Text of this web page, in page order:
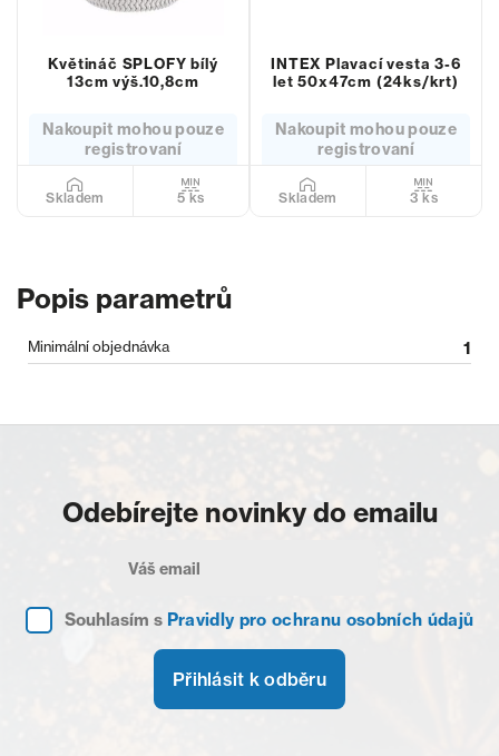
Květináč SPLOFY bílý
13cm výš.10,8cm
Nakoupit mohou pouze
registrovaní
Skladem 5 ks
INTEX Plavací vesta 3-6
let 50x47cm (24ks/krt)
Nakoupit mohou pouze
registrovaní
Skladem 3 ks
Popis parametrů
Minimální objednávka 1
Odebírejte novinky do emailu
Souhlasím s Pravidly pro ochranu osobních údajů
Přihlásit k odběru